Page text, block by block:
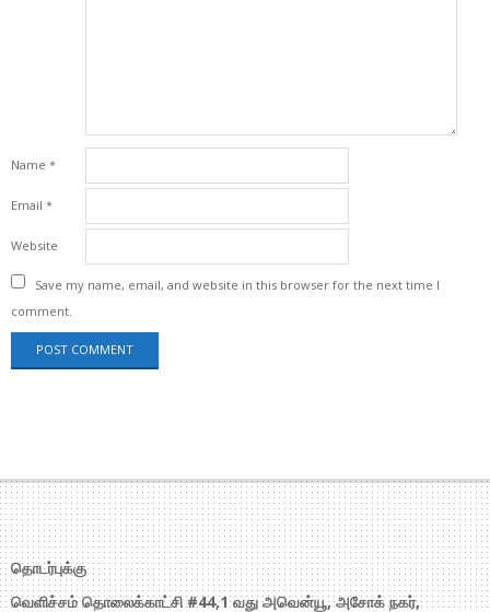
Name *
Email *
Website
Save my name, email, and website in this browser for the next time I
comment.
தொடர்புக்கு
வெளிச்சம் தொலைக்காட்சி #44,1 வது அவென்யூ, அசோக் நகர்,